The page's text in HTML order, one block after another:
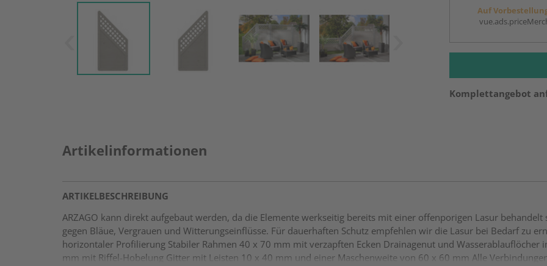
Auf
Komplettangebot
Artikelinformationen
ARTIKELBESCHREIBUNG
ARZAGO kann direkt aufgebaut werden, da die Elemente werkseitig bereits mit einer offenporigen Lasur
gegen Bläue, Vergrauen und Witterungseinflüsse. Für dauerhaften Schutz empfehlen wir die Lasur bei Bedarf zu
horizontaler Profilierung Stabiler Rahmen 40 x 70 mm mit verzapften Ecken Drainagenut und Wasserablauflöcher
mm mit Riffel-Hobelung Gitter mit Leisten 10 x 40 mm und einer Maschenweite von 60 x 60 mm Alle